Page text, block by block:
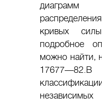
кривых
подробное
можно найти,